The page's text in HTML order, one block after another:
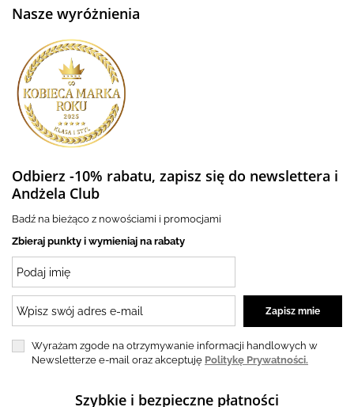
Nasze wyróżnienia
Odbierz -10% rabatu, zapisz się do newslettera i
Andżela Club
Badź na bieżąco z nowościami i promocjami
Zbieraj punkty i wymieniaj na rabaty
Wyrażam zgode na otrzymywanie informacji handlowych w
Newsletterze e-mail oraz akceptuję Politykę Prywatności.
Szybkie i bezpieczne płatności